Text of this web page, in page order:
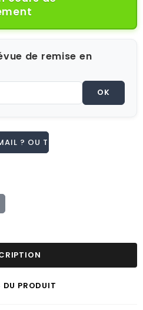
de remise en
OK
? OU TÉL 02.51.62.16.59
DU PRODUIT